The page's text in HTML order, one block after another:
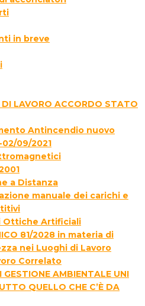
in breve
LAVORO ACCORDO STATO
Antincendio nuovo
09/2021
a Distanza
manuale dei carichi e
Ottiche Artificiali
81/2028 in materia di
nei Luoghi di Lavoro
Correlato
GESTIONE AMBIENTALE UNI
QUELLO CHE C’È DA